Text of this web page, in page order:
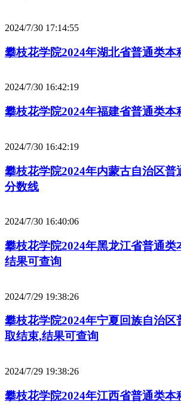
2024/7/30 17:14:55
攀枝花学院2024年湖北省普通类本
2024/7/30 16:42:19
攀枝花学院2024年福建省普通类本
2024/7/30 16:42:19
攀枝花学院2024年内蒙古自治区普
分数线
2024/7/30 16:40:06
攀枝花学院2024年黑龙江省普通类
结果可查询
2024/7/29 19:38:26
攀枝花学院2024年宁夏回族自治区
取结束,结果可查询
2024/7/29 19:38:26
攀枝花学院2024年江西省普通类本